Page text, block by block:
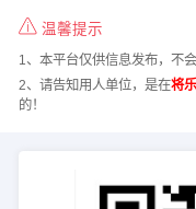
温馨提示
1、本平台仅供信息发布，不
2、请告知用人单位，是在将
的！